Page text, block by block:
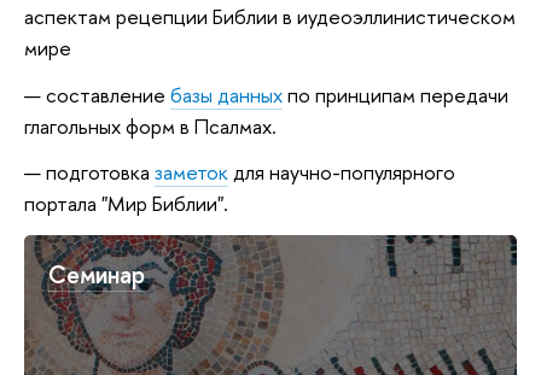
аспектам рецепции Библии в иудеоэллинистическом
мире
cоставление базы данныхпо принципам передачи
глагольных форм в Псалмах.
подготовка заметокдля научно-популярного
портала "Мир Библии".
Семинар